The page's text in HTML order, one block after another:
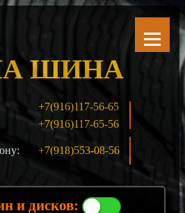
+7(916)117-56-65
+7(916)117-65-56
+7(918)553-08-56
ШИНА
и дисков: